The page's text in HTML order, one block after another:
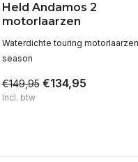
Held Andamos 2
motorlaarzen
Waterdichte touring
season
€149,95 €134,95
Incl. btw